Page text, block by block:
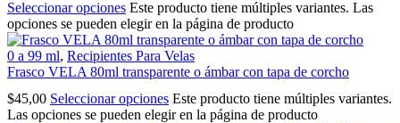
Seleccionar opciones Este producto tiene múltiples variantes. Las
opciones se pueden elegir en la página de producto
0 a 99 ml, Recipientes Para Velas
Frasco VELA 80ml transparente o ámbar con tapa de corcho
$45,00 Seleccionar opciones Este producto tiene múltiples variantes.
Las opciones se pueden elegir en la página de producto